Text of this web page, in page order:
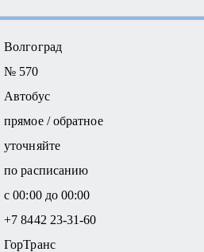
Волгоград
№ 570
Автобус
прямое / обратное
уточняйте
по расписанию
с 00:00 до 00:00
+7 8442 23-31-60
ГорТранс